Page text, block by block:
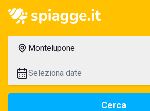
Montelupone
Seleziona date
Cerca